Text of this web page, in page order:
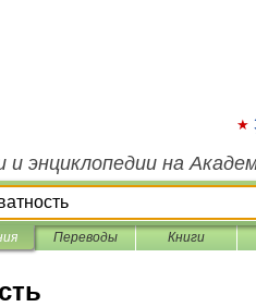
и энциклопедии на
Переводы Книги